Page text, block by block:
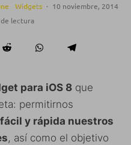
Widgets · 10 noviembre, 2014
lectura
para iOS 8 que
permitirnos
y rápida nuestros
, así como el objetivo